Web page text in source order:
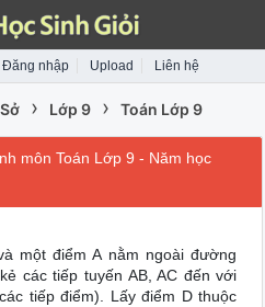
Đăng nhập Upload Liên hệ
› Lớp 9 › Toán Lớp 9
môn Toán Lớp 9 - Năm học
một điểm A nằm ngoài đường
các tiếp tuyến AB, AC đến với
tiếp điểm). Lấy điểm D thuộc